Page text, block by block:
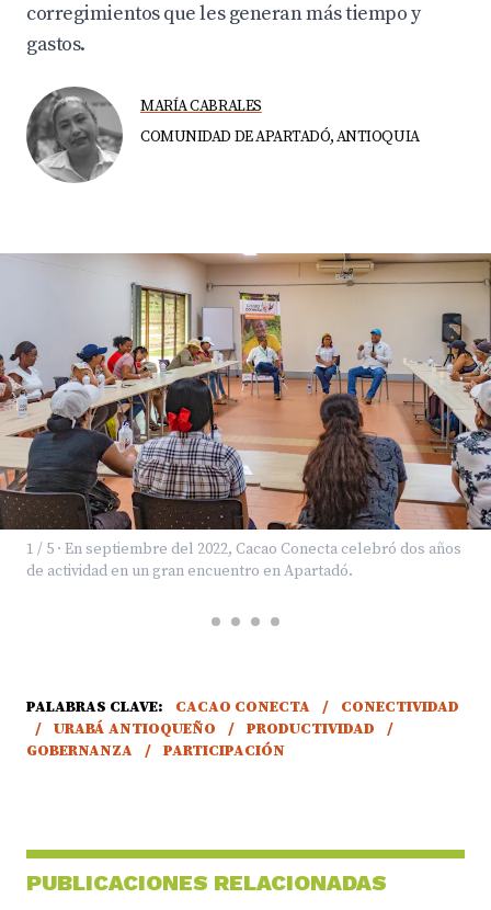
corregimientos que les generan más tiempo y
gastos.
MARÍA CABRALES
COMUNIDAD DE APARTADÓ, ANTIOQUIA
1 / 5 · En septiembre del 2022, Cacao Conecta celebró dos años
de actividad en un gran encuentro en Apartadó.
PALABRAS CLAVE: CACAO CONECTA /
CONECTIVIDAD
/
URABÁ ANTIOQUEÑO / PRODUCTIVIDAD
/
GOBERNANZA
/ PARTICIPACIÓN
PUBLICACIONES RELACIONADAS